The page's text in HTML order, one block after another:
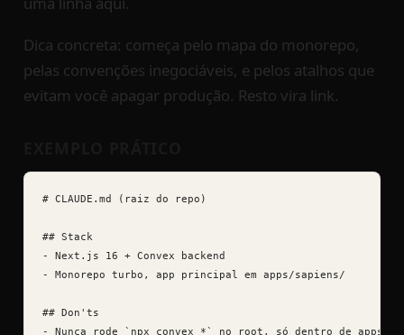
Dica concreta: começa pelo mapa do monorepo,
pelas convenções inegociáveis, e pelos atalhos que
evitam você apagar produção. Resto vira link.
# CLAUDE.md (raiz do repo)
## Stack
- Next.js 16 + Convex backend
- Monorepo turbo, app principal em apps/sapiens/
## Don'ts
- Nunca rode `npx convex *` no root, só dentro de apps/